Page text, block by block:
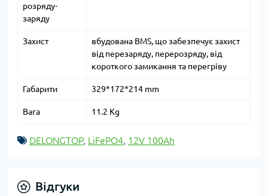
розряду-
заряду
Захист
вбудована BMS, що забезпечує захист
від перезаряду, перерозряду, від
короткого замикання та перегріву
Габарити 329*172*214 mm
Вага 11.2 Kg
DELONGTOP, LiFePO4, 12V 100Ah
Відгуки